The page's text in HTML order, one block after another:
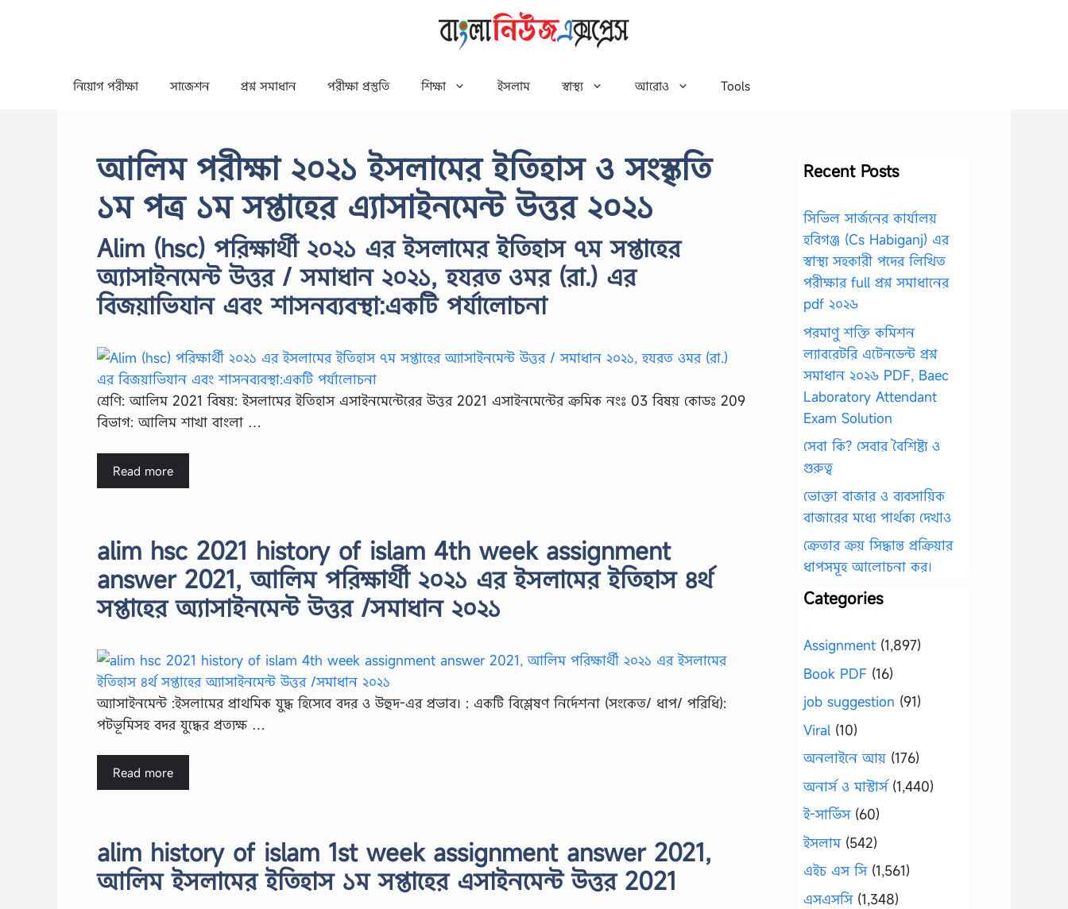
নিয়োগ পরীক্ষা সাজেশন প্রশ্ন সমাধান পরীক্ষা প্রস্তুতি শিক্ষা ইসলাম স্বাস্থ্য আরোও Tools
আলিম পরীক্ষা ২০২১ ইসলামের ইতিহাস ও সংস্কৃতি
১ম পত্র ১ম সপ্তাহের এ্যাসাইনমেন্ট উত্তর ২০২১
Alim (hsc) পরিক্ষার্থী ২০২১ এর ইসলামের ইতিহাস ৭ম সপ্তাহের
অ্যাসাইনমেন্ট উত্তর / সমাধান ২০২১, হযরত ওমর (রা.) এর
বিজয়াভিযান এবং শাসনব্যবস্থা:একটি পর্যালোচনা
শ্রেণি: আলিম 2021 বিষয়: ইসলামের ইতিহাস এসাইনমেন্টেরের উত্তর 2021 এসাইনমেন্টের ক্রমিক নংঃ 03 বিষয় কোডঃ 209
বিভাগ: আলিম শাখা বাংলা …
Read more
alim hsc 2021 history of islam 4th week assignment
answer 2021, আলিম পরিক্ষার্থী ২০২১ এর ইসলামের ইতিহাস ৪র্থ
সপ্তাহের অ্যাসাইনমেন্ট উত্তর /সমাধান ২০২১
অ্যাসাইনমেন্ট :ইসলামের প্রাথমিক যুদ্ধ হিসেবে বদর ও উহুদ-এর প্রভাব। : একটি বিশ্লেষণ নির্দেশনা (সংকেত/ ধাপ/ পরিধি):
পটভূমিসহ বদর যুদ্ধের প্রত্যক্ষ …
Read more
alim history of islam 1st week assignment answer 2021,
আলিম ইসলামের ইতিহাস ১ম সপ্তাহের এসাইনমেন্ট উত্তর 2021
Recent Posts
সিভিল সার্জনের কার্যালয়
হবিগঞ্জ (Cs Habiganj) এর
স্বাস্থ্য সহকারী পদের লিখিত
পরীক্ষার full প্রশ্ন সমাধানের
pdf ২০২৬
পরমাণু শক্তি কমিশন
ল্যাবরেটরি এটেনডেন্ট প্রশ্ন
সমাধান ২০২৬ PDF, Baec
Laboratory Attendant
Exam Solution
সেবা কি? সেবার বৈশিষ্ট্য ও
গুরুত্ব
ভোক্তা বাজার ও ব্যবসায়িক
বাজারের মধ্যে পার্থক্য দেখাও
ক্রেতার ক্রয় সিদ্ধান্ত প্রক্রিয়ার
ধাপসমূহ আলোচনা কর।
Categories
Assignment (1,897)
Book PDF (16)
job suggestion (91)
Viral (10)
অনলাইনে আয় (176)
অনার্স ও মাস্টার্স(1,440)
ই-সার্ভিস(60)
ইসলাম(542)
এইচ এস সি(1,561)
এসএসসি(1,348)